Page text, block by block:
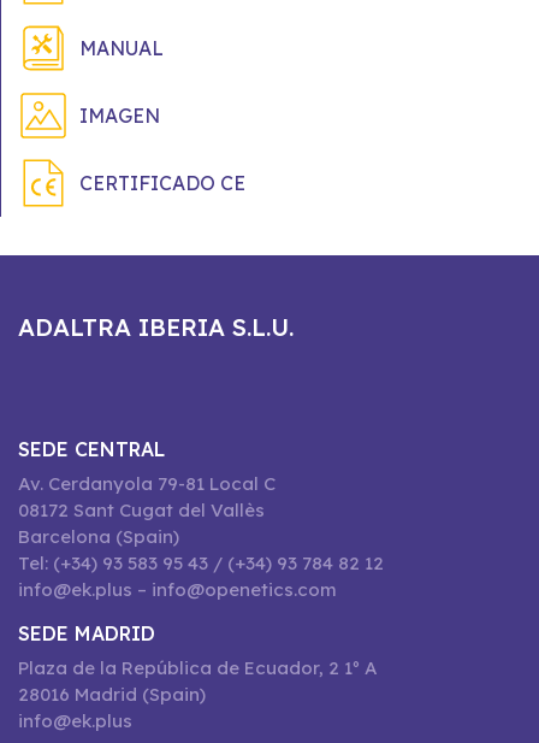
MANUAL
IMAGEN
CERTIFICADO CE
ADALTRA IBERIA S.L.U.
SEDE CENTRAL
Av. Cerdanyola 79-81 Local C
08172 Sant Cugat del Vallès
Barcelona (Spain)
Tel: (+34) 93 583 95 43 / (+34) 93 784 82 12
info@ek.plus – info@openetics.com
SEDE MADRID
Plaza de la República de Ecuador, 2 1º A
28016 Madrid (Spain)
info@ek.plus